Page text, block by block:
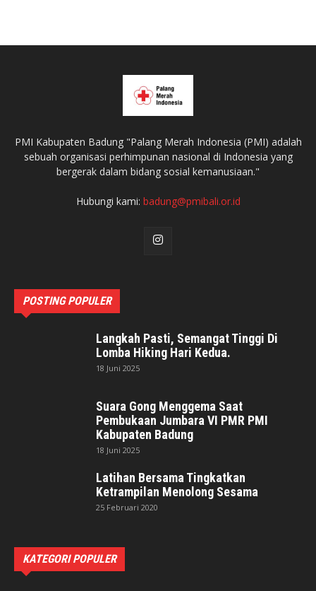
PMI Kabupaten Badung "Palang Merah Indonesia (PMI) adalah
sebuah organisasi perhimpunan nasional di Indonesia yang
bergerak dalam bidang sosial kemanusiaan."
Hubungi kami: badung@pmibali.or.id
POSTING POPULER
Langkah Pasti, Semangat Tinggi Di
Lomba Hiking Hari Kedua.
18 Juni 2025
Suara Gong Menggema Saat
Pembukaan Jumbara VI PMR PMI
Kabupaten Badung
18 Juni 2025
Latihan Bersama Tingkatkan
Ketrampilan Menolong Sesama
25 Februari 2020
KATEGORI POPULER